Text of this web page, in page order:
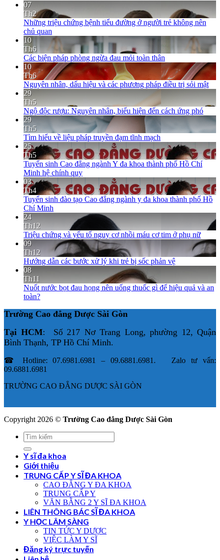
07
Th2
Những triệu chứng bệnh tiểu đường ở người trẻ không nên
chủ quan
10
Th6
Các biện pháp phòng ngừa đau mỏi toàn thân
10
Th6
Nguyên nhân, dấu hiệu và các phương pháp điều trị sỏi mật
29
Th5
Ngộ độc rượu: Nguyên nhân, biểu hiện đến cách ứng phó
29
Th5
Tìm hiểu về liệu pháp truyền đạm tĩnh mạch
25
Th5
Tuyển sinh Cao đẳng ngành Y đa khoa thành phố Hồ Chí
Minh hệ chính quy
03
Th4
Tuyển sinh đào tạo Cao đẳng ngành y đa khoa thành phố Hồ
Chí Minh
24
Th12
Triệu chứng và yếu tố nguy cơ nhồi máu cơ tim ở phụ nữ
09
Th12
Hướng dẫn các bước xử lý khi trẻ bị sốc phản vệ
08
Th11
Nuốt nước bọt đau họng nên uống thuốc gì để hiệu quả và an
toàn?
Trường Cao đẳng Dược Sài Gòn
Tại HCM: Số 217 Nơ Trang Long, phường 12, Quận
Bình Thạnh, TP Hồ Chí Minh.
☎ Hotline: 07.6981.6981 – 09.6881.6981. Zalo tư vấn:
09.6881.6981
TRƯỜNG CAO ĐẲNG DƯỢC SÀI GÒN
Copyright 2026 © Trường Cao đẳng Dược Sài Gòn
Y sĩ đa khoa
Giới thiệu
TRUNG CẤP Y SĨ ĐA KHOA
CAO ĐẲNG Y ĐA KHOA
TRUNG CẤP Y
VĂN BẰNG 2 Y SĨ ĐA KHOA
LIÊN THÔNG BÁC SĨ ĐA KHOA
Y HỌC LÂM SÀNG
TIN TỨC Y DƯỢC
VIỆC LÀM Y SĨ
Đăng ký trực tuyến